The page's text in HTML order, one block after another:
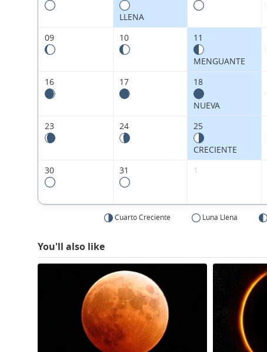
LLENA
09 10 11
MENGUANTE
16 17 18
NUEVA
23 24 25
CRECIENTE
30 31 1
Cuarto Creciente Luna Llena
You'll also like